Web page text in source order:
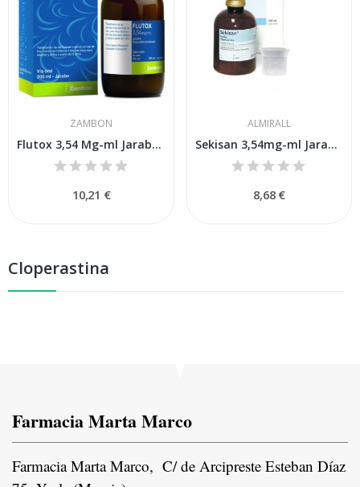
Cloperastina
ZAMBON
Flutox 3,54 Mg-ml Jarabe 200 Ml
10,21 €
ALMIRALL
Sekisan 3,54mg-ml Jarabe 200 Ml
8,68 €
Farmacia Marta Marco
Farmacia Marta Marco, C/ de Arcipreste Esteban Díaz